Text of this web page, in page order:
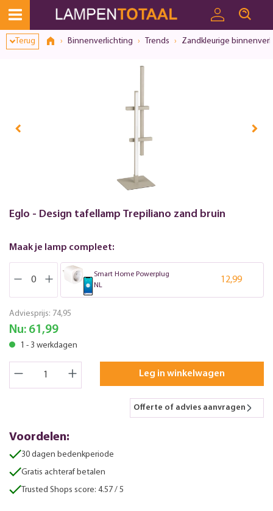
Terug Binnenverlichting Trends Zandkleurige
Eglo - Design tafellamp Trepiliano zand bruin
Maak je lamp compleet:
Smart Home Powerplug
NL
12,99
Adviesprijs: 74,95
Nu: 61,99
1 - 3 werkdagen
Leg in winkelwagen
Offerte of advies aanvragen
Voordelen:
30 dagen bedenkperiode
Gratis achteraf betalen
Trusted Shops score: 4.57 / 5
Toestemmingsvenster geopend